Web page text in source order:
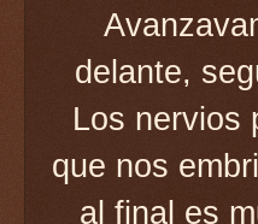
delante,
Los nervios
que nos
al final es